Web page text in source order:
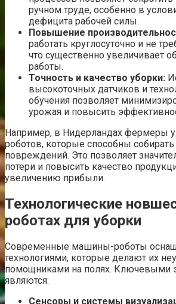
ручном труде, особенно в
дефицита рабочей силы.
Повышение
работать круглосуточно и не
что существенно увеличивает
работы.
Точность и качество уборки:
высокоточных датчиков и
обучения позволяет
урожая и повысить
Например, в Нидерландах фермеры
роботов, которые способны
повреждений. Это позволяет
потери и повысить качество
увеличению прибыли.
Технологические
роботах для уборки
Современные машины-роботы
технологиями, которые делают их
помощниками на полях. Ключевыми
являются:
Сенсоры и системы